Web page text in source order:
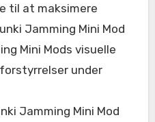
til at maksimere
Jamming Mini Mod
Mini Mods visuelle
under
Jamming Mini Mod